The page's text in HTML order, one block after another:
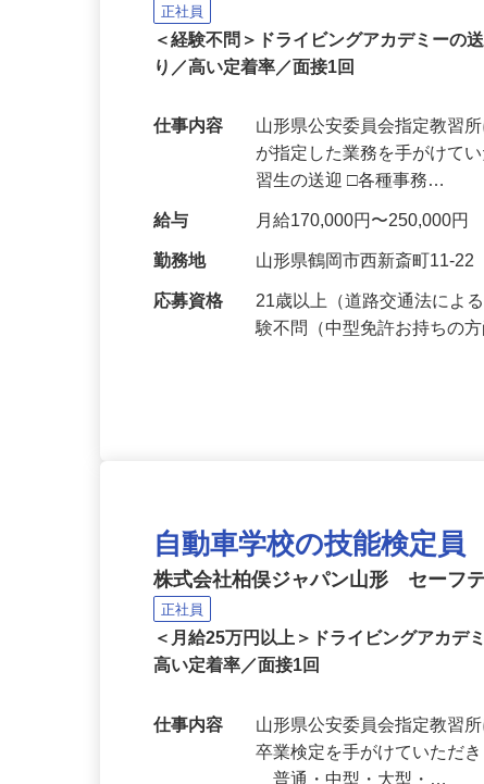
正社員
＜経験不問＞ドライビングアカデミー
り／高い定着率／面接1回
仕事内容 山形県公安委員会指定教習
が指定した業務を手がけて
習生の送迎 □各種事務…
給与 月給170,000円〜250,000円
勤務地 山形県鶴岡市西新斎町11-22
応募資格 21歳以上（道路交通法に
験不問（中型免許お持ちの
自動車学校の技能検定員
株式会社柏俣ジャパン山形 セーフ
正社員
＜月給25万円以上＞ドライビングアカ
山形県公安委員会指定教習
卒業検定を手がけていただ